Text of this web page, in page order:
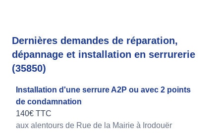
Dernières demandes de réparation,
dépannage et installation en serrurerie
(35850)
Installation d'une serrure A2P ou avec 2 points
de condamnation
140€ TTC
aux alentours de Rue de la Mairie à Irodouër